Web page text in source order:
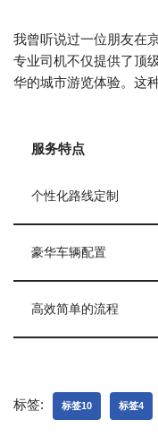
我曾听说过一位朋友在
专业司机不仅提供了顶
华的城市游览体验。这
服务特点
个性化路线定制
豪华车辆配置
高效简单的流程
标签: 标签10 标签4